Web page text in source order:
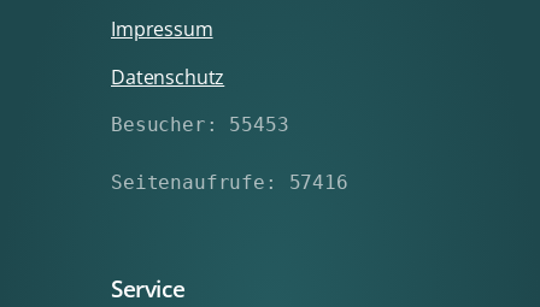
Impressum
Datenschutz
Besucher: 55453
Seitenaufrufe: 57416
Service